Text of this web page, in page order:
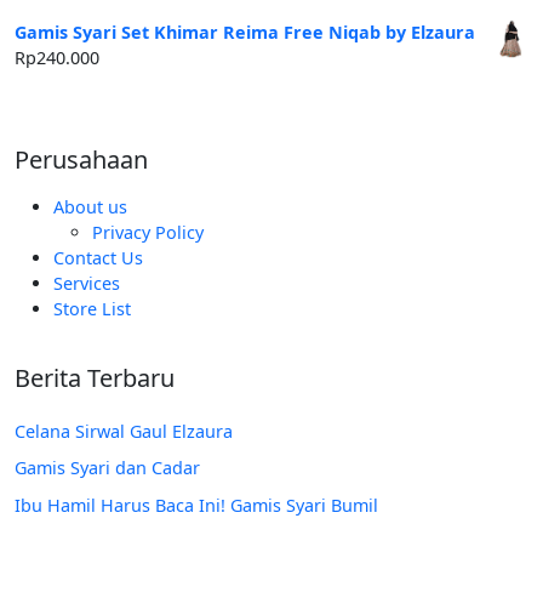
adalah:
ini
Gamis Syari Set Khimar Reima Free Niqab by Elzaura
Rp240.000
Perusahaan
About us
Privacy Policy
Contact Us
Services
Store List
Berita Terbaru
Celana Sirwal Gaul Elzaura
Gamis Syari dan Cadar
Ibu Hamil Harus Baca Ini! Gamis Syari Bumil